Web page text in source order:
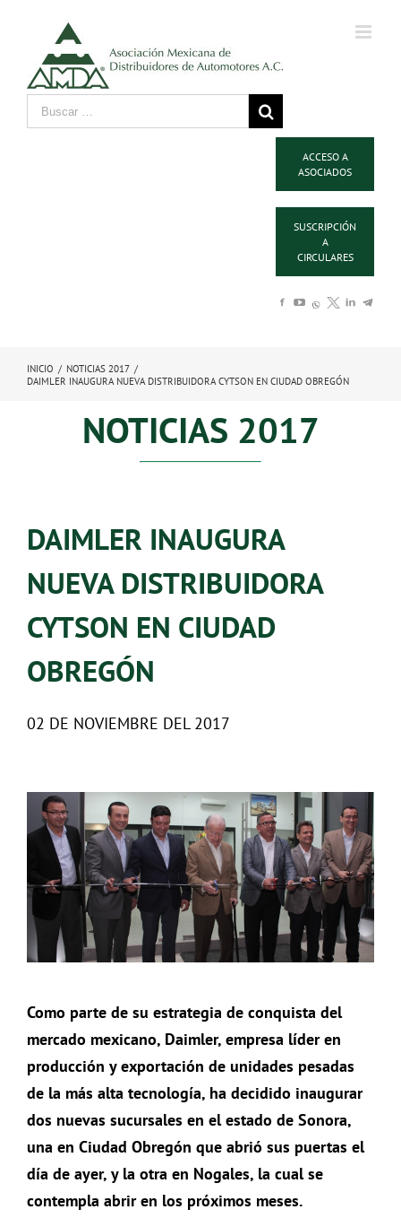
ACCESO A
ASOCIADOS
SUSCRIPCIÓN
A
CIRCULARES
INICIO / NOTICIAS 2017 /
DAIMLER INAUGURA NUEVA DISTRIBUIDORA CYTSON EN CIUDAD OBREGÓN
NOTICIAS 2017
DAIMLER INAUGURA
NUEVA DISTRIBUIDORA
CYTSON EN CIUDAD
OBREGÓN
02 DE NOVIEMBRE DEL 2017
Como parte de su estrategia de conquista del
mercado mexicano, Daimler, empresa líder en
producción y exportación de unidades pesadas
de la más alta tecnología, ha decidido inaugurar
dos nuevas sucursales en el estado de Sonora,
una en Ciudad Obregón que abrió sus puertas el
día de ayer, y la otra en Nogales, la cual se
contempla abrir en los próximos meses.